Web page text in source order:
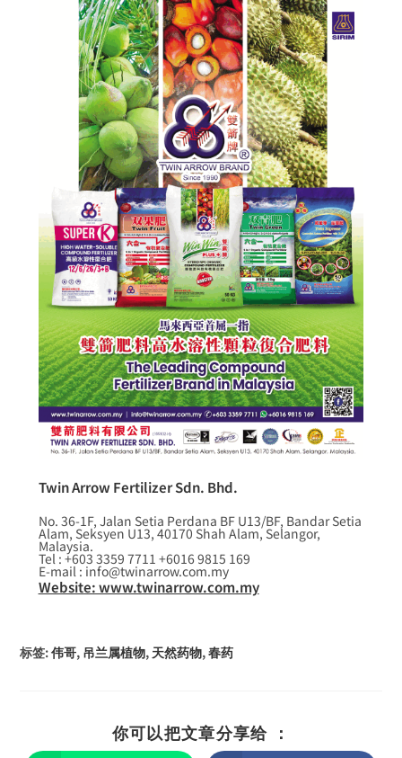
Twin Arrow Fertilizer Sdn. Bhd.
No. 36-1F, Jalan Setia Perdana BF U13/BF, Bandar Setia
Alam, Seksyen U13, 40170 Shah Alam, Selangor,
Malaysia.
Tel : +603 3359 7711 +6016 9815 169
E-mail : info@twinarrow.com.my
Website: www.twinarrow.com.my
标签:伟哥, 吊兰属植物, 天然药物,春药
你可以把文章分享给 ：